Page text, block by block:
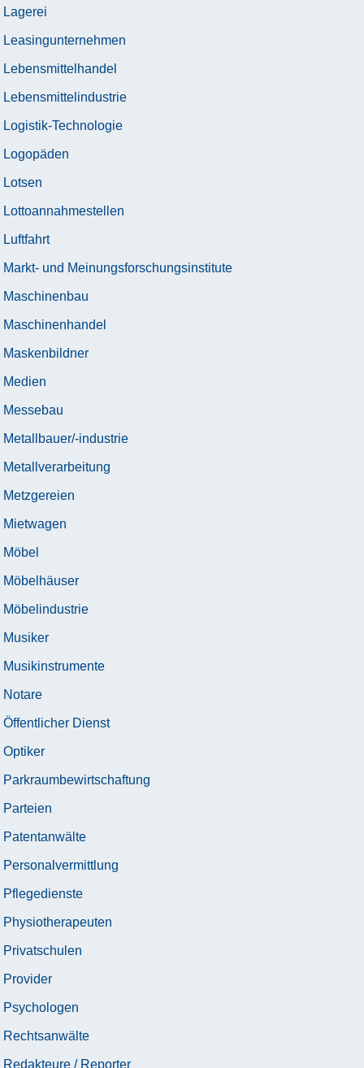
Lagerei
Leasingunternehmen
Lebensmittelhandel
Lebensmittelindustrie
Logistik-Technologie
Logopäden
Lotsen
Lottoannahmestellen
Luftfahrt
Markt- und Meinungsforschungsinstitute
Maschinenbau
Maschinenhandel
Maskenbildner
Medien
Messebau
Metallbauer/-industrie
Metallverarbeitung
Metzgereien
Mietwagen
Möbel
Möbelhäuser
Möbelindustrie
Musiker
Musikinstrumente
Notare
Öffentlicher Dienst
Optiker
Parkraumbewirtschaftung
Parteien
Patentanwälte
Personalvermittlung
Pflegedienste
Physiotherapeuten
Privatschulen
Provider
Psychologen
Rechtsanwälte
Redakteure / Reporter